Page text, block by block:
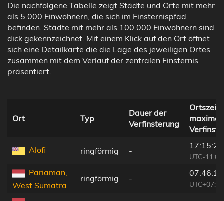
Die nachfolgene Tabelle zeigt Städte und Orte mit mehr
als 5.000 Einwohnern, die sich im Finsternispfad
befinden. Städte mit mehr als 100.000 Einwohnern sind
dick gekennzeichnet. Mit einem Klick auf den Ort öffnet
sich eine Detailkarte die die Lage des jeweiligen Ortes
zusammen mit dem Verlauf der zentralen Finsternis
präsentiert.
Ort Typ
Dauer der
Verfinsterung
Ortszeit
Alofi ringförmig -
17:15:22
UTC-11:00
Pariaman,
West Sumatra
ringförmig -
07:46:19
UTC+07:00